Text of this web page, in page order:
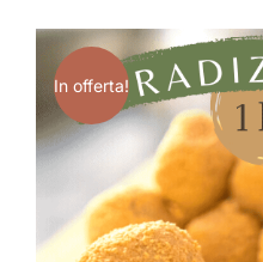
In offerta!